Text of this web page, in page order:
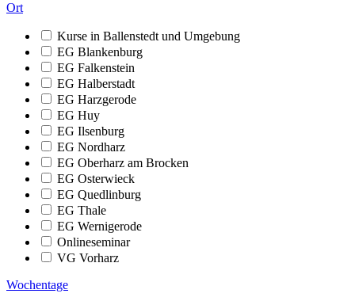
Ort
Kurse in Ballenstedt und Umgebung
EG Blankenburg
EG Falkenstein
EG Halberstadt
EG Harzgerode
EG Huy
EG Ilsenburg
EG Nordharz
EG Oberharz am Brocken
EG Osterwieck
EG Quedlinburg
EG Thale
EG Wernigerode
Onlineseminar
VG Vorharz
Wochentage